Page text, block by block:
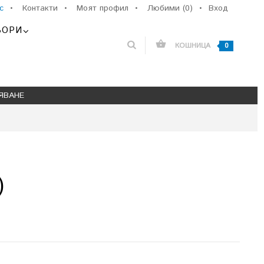
Вход
• Контакти • Моят профил • Любими (0) •
КОШНИЦА 0